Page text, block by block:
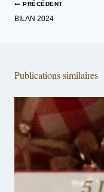
Navigation
de
PRÉCÉDENT
BILAN 2024
Publications similaires